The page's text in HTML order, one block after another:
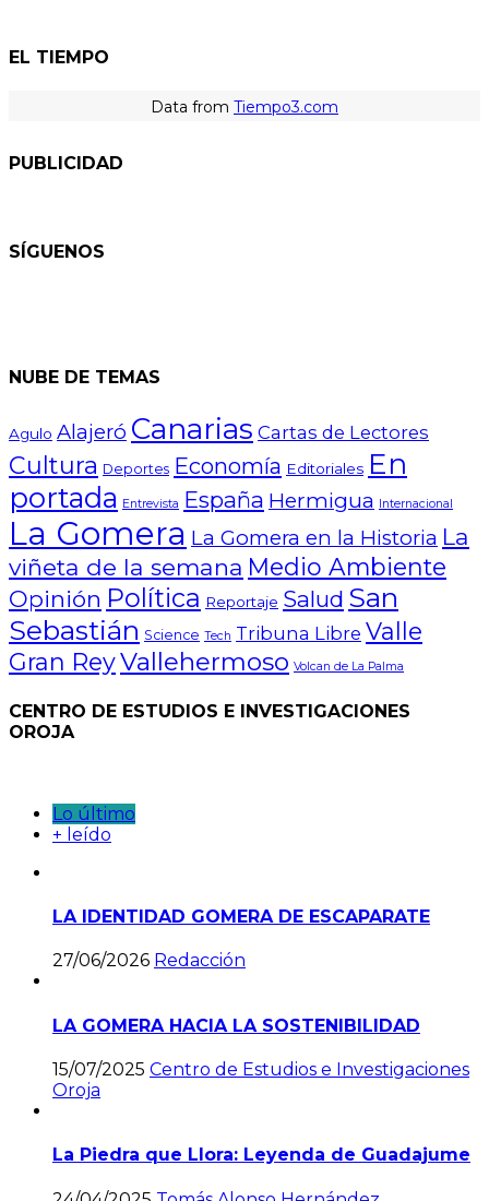
EL TIEMPO
Data from Tiempo3.com
PUBLICIDAD
SÍGUENOS
NUBE DE TEMAS
Agulo Alajeró Canarias Cartas de Lectores
Cultura Deportes Economía Editoriales En
portada Entrevista España Hermigua Internacional
La Gomera La Gomera en la Historia La
viñeta de la semana Medio Ambiente
Opinión Política Reportaje Salud San
Sebastián Science Tech Tribuna Libre Valle
Gran ReyVallehermoso Volcan de La Palma
CENTRO DE ESTUDIOS E INVESTIGACIONES
OROJA
Lo último
+ leído
LA IDENTIDAD GOMERA DE ESCAPARATE
27/06/2026 Redacción
LA GOMERA HACIA LA SOSTENIBILIDAD
15/07/2025 Centro de Estudios e Investigaciones
Oroja
La Piedra que Llora: Leyenda de Guadajume